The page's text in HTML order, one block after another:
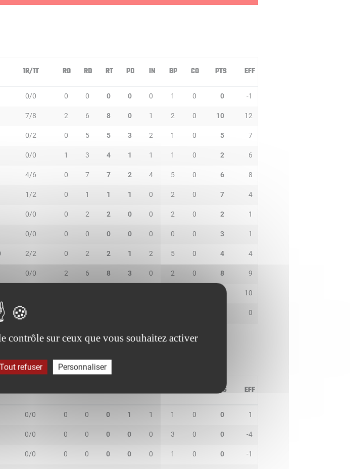
1R/1T RO RD RT PD IN BP CO PTS EFF
0/0 0 0 0 0 0 1 0 0 -1
7/8 2 6 8 0 1 2 0 10 12
0/2 0 5 5 3 2 1 0 5 7
0/0 1 3 4 1 1 1 0 2 6
4/6 0 7 7 2 4 5 0 6 8
1/2 0 1 1 1 0 2 0 7 4
0/0 0 2 2 0 0 2 0 2 1
0/0 0 0 0 0 0 0 0 3 1
2/2 0 2 2 1 2 5 0 4 4
0/0 2 6 8 3 0 2 0 8 9
10
0/0 0
PTS EFF
0/0 0 0 0 1 1 1 0 0 1
0/0 0 0 0 0 0 3 0 0 -4
0/0 0 0 0 0 0 1 0 0 -1
contrôle sur ceux que vous souhaitez activer
Tout refuser Personnaliser